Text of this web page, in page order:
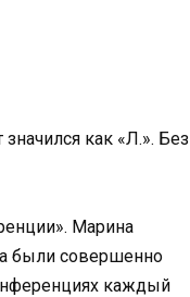
как «Л.». Без
Марина
были совершенно
каждый